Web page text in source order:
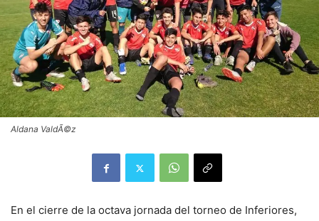
Aldana ValdÃ©z
En el cierre de la octava jornada del torneo de Inferiores,